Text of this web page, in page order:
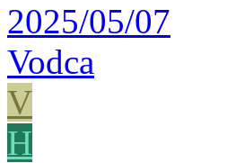
2025/05/07
Vodca
V
H